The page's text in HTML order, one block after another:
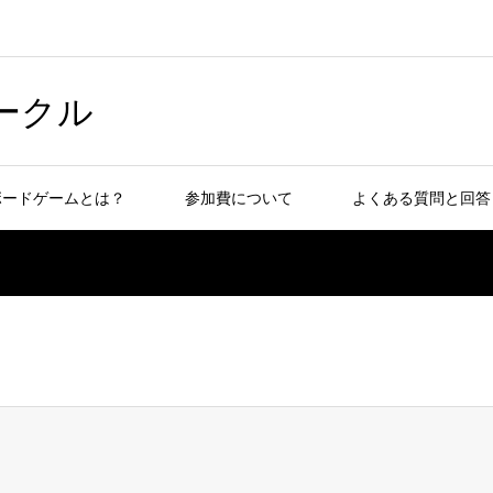
クル
ドゲームとは？ 参加費について よくある質問と回答